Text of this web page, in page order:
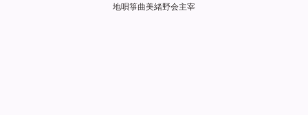
地唄箏曲美緒野会主宰